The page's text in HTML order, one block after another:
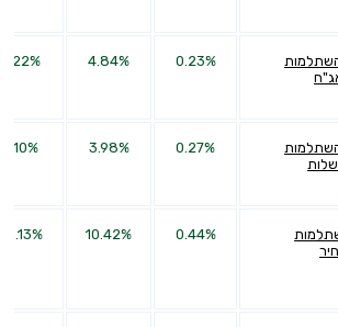
0.23%
4.84%
9.22%
0.27%
3.98%
4.10%
0.44%
10.42%